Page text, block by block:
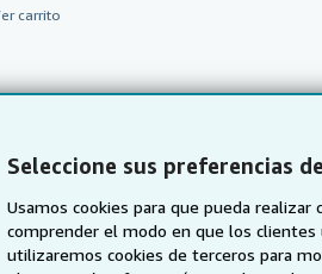
Seleccione sus preferencias
Usamos cookies para que pueda
comprender el modo en que los
utilizaremos cookies de terceros para
carrito